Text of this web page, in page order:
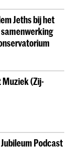
Jeths bij het
Muziek (Zij-
Podcast